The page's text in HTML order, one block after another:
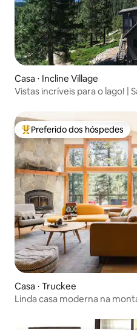
Casa ⋅ Incline Village
Vistas incríveis para o lago! |
Entre os melhores preferidos
Preferido dos hóspedes
Casa ⋅ Truckee
Linda casa moderna na